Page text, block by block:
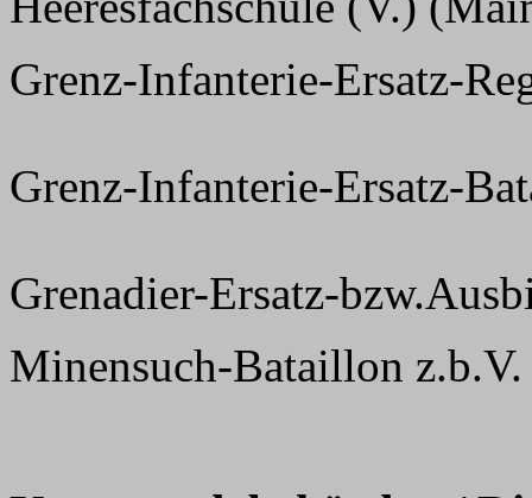
Grenz-Infanterie-Ersatz-
Grenz-Infanterie-Ersatz-
Grenadier-Ersatz-
Minensuch-Bataillon z.b.V.